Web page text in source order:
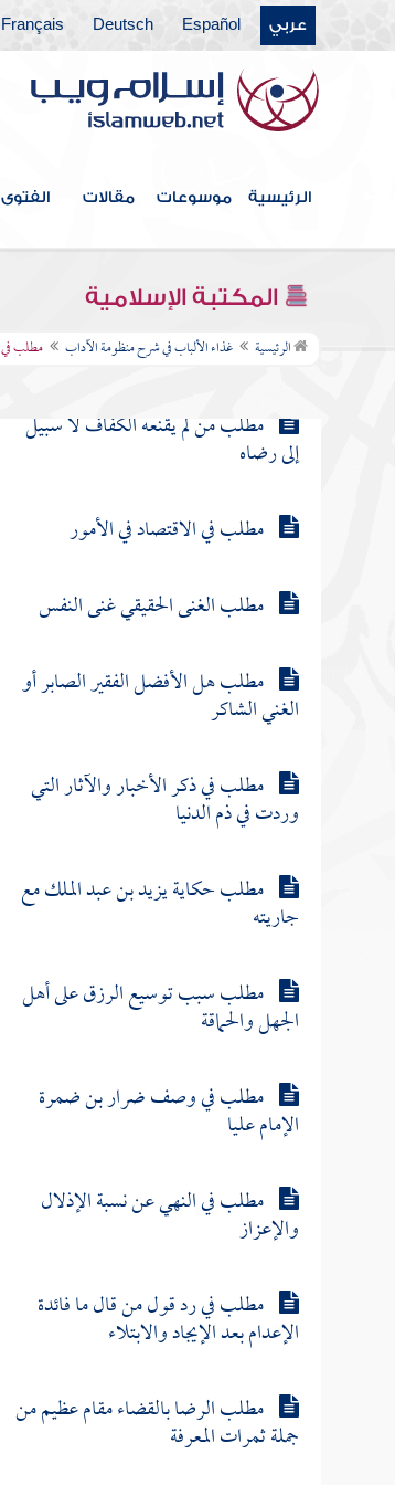
عربي Español
Deutsch
Français
الرئيسية موسوعات مقالات الفتوى
المكتبة الإسلامية
الرئيسية غذاء الألباب في شرح منظومة الآداب مطلب
مطلب خلاصة القول في الرضا
بالقضاء
مطلب العز في القناعة والرضا
بالكفاف
مطلب في الزهد
مطلب من لم يقنعه الكفاف لا سبيل
إلى رضاه
مطلب في الاقتصاد في الأمور
مطلب الغنى الحقيقي غنى النفس
مطلب هل الأفضل الفقير الصابر أو
الغني الشاكر
مطلب في ذكر الأخبار والآثار التي
وردت في ذم الدنيا
مطلب حكاية يزيد بن عبد الملك مع
جاريته
مطلب سبب توسيع الرزق على أهل
الجهل والحماقة
مطلب في وصف ضرار بن ضمرة
الإمام عليا
مطلب في النهي عن نسبة الإذلال
والإعزاز
مطلب في رد قول من قال ما فائدة
الإعدام بعد الإيجاد والابتلاء
مطلب الرضا بالقضاء مقام عظيم من
جملة ثمرات المعرفة